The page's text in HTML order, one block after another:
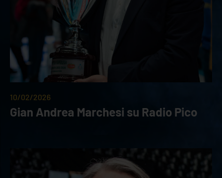
10/02/2026
Gian Andrea Marchesi su Radio Pico